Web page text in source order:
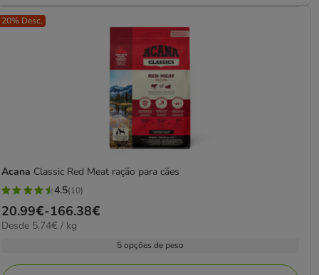
20% Desc.
Acana Classic Red Meat ração para cães
4.5
estrelas
com
avaliações
4.5(10)
Preço
de
20.99€-166.38€
5.74€
Desde 5.74€ / kg
5 opções de peso